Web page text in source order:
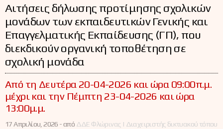
Αιτήσεις δήλωσης προτίμησης σχολικών
μονάδων των εκπαιδευτικών Γενικής και
Επαγγελματικής Εκπαίδευσης (ΓΠ), που
διεκδικούν οργανική τοποθέτηση σε
σχολική μονάδα
Από τη Δευτέρα 20-04-2026 και ώρα 09:00π.μ.
μέχρι και την Πέμπτη 23-04-2026 και ώρα
13:00μ.μ.
17 Απριλίου, 2026 -από ΔΔΕ Φλώρινας | Διαχειριστής δικτυακού τόπου